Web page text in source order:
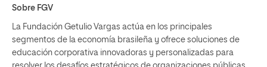
Sobre FGV
La Fundación Getulio Vargas actúa en los principales
segmentos de la economía brasileña y ofrece soluciones de
educación corporativa innovadoras y personalizadas para